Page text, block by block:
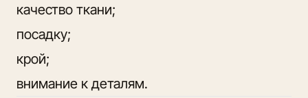
качество ткани;
посадку;
крой;
внимание к деталям.